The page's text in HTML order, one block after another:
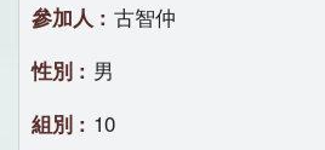
古智仲
男
10